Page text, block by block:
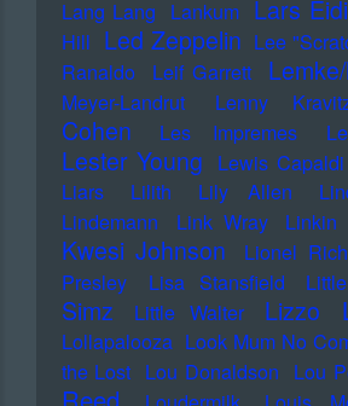
Lang Lang Lankum Lars
Hill Led Zeppelin Lee
Ranaldo
Leif Garrett
Meyer-Landrut
Lenny
Cohen
Les Impremes
Lester Young Lewis Capaldi
Liars
Lilith Lily Allen
Lindemann
Link Wray Linkin
Kwesi Johnson
Lionel
Presley
Lisa Stansfield
Simz
Little Walter Lizzo
Lollapalooza Look Mum No
the Lost Lou Donaldson Lou